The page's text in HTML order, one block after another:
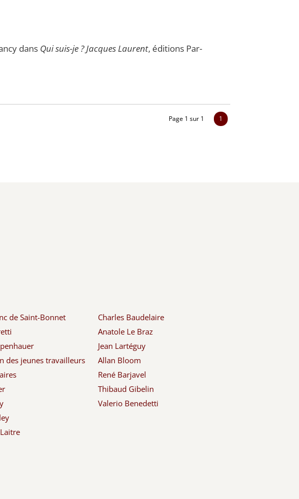
dans Qui suis-je ? Jacques Laurent, édi­tions Par­
Page 1 sur 1 1
de Saint-Bonnet
des jeunes travailleurs
Charles Baudelaire
Anatole Le Braz
Jean Lartéguy
Allan Bloom
René Barjavel
Thibaud Gibelin
Valerio Benedetti